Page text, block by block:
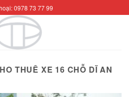
0978 73 77 99
THUÊ XE 16 CHỖ DĨ AN